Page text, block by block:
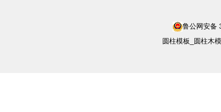
鲁公网安备
圆柱模板_圆柱木